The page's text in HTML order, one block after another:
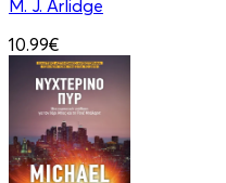
M. J. Arlidge
10.99€